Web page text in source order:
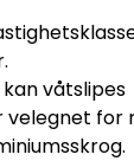
våtslipes
velegnet for